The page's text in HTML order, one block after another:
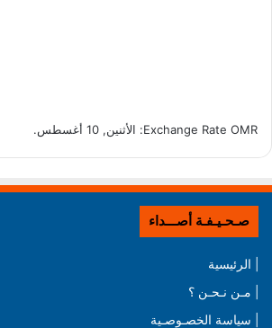
Exchange Rate OMR : الأثنين, 10 أغسطس.
صـحـيـفـة أصـــداء
| الرئيسية
| مـن نـحـن ؟
| سياسة الخصـوصـية